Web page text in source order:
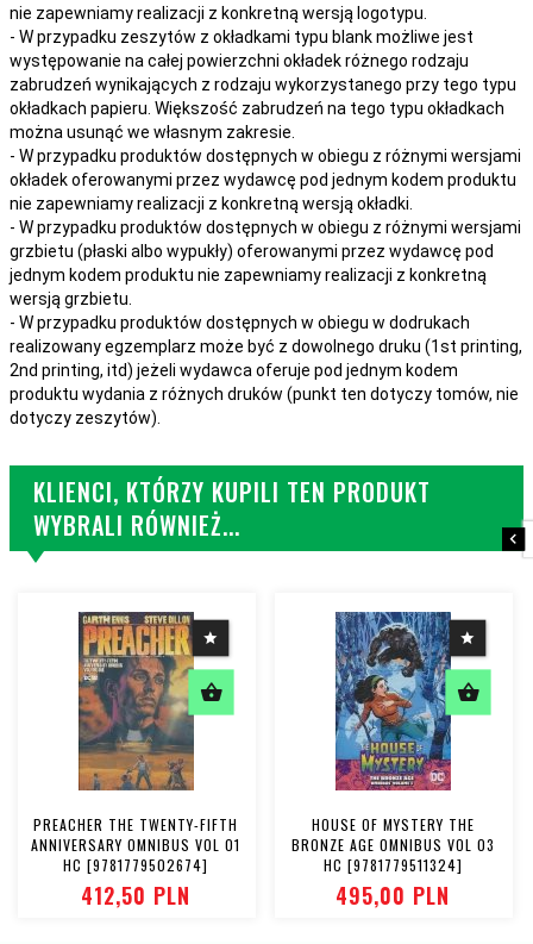
nie zapewniamy realizacji z konkretną wersją logotypu.
- W przypadku zeszytów z okładkami typu blank możliwe jest
występowanie na całej powierzchni okładek różnego rodzaju
zabrudzeń wynikających z rodzaju wykorzystanego przy tego typu
okładkach papieru. Większość zabrudzeń na tego typu okładkach
można usunąć we własnym zakresie.
- W przypadku produktów dostępnych w obiegu z różnymi wersjami
okładek oferowanymi przez wydawcę pod jednym kodem produktu
nie zapewniamy realizacji z konkretną wersją okładki.
- W przypadku produktów dostępnych w obiegu z różnymi wersjami
grzbietu (płaski albo wypukły) oferowanymi przez wydawcę pod
jednym kodem produktu nie zapewniamy realizacji z konkretną
wersją grzbietu.
- W przypadku produktów dostępnych w obiegu w dodrukach
realizowany egzemplarz może być z dowolnego druku (1st printing,
2nd printing, itd) jeżeli wydawca oferuje pod jednym kodem
produktu wydania z różnych druków (punkt ten dotyczy tomów, nie
dotyczy zeszytów).
KLIENCI, KTÓRZY KUPILI TEN PRODUKT
WYBRALI RÓWNIEŻ...
PREACHER THE TWENTY-FIFTH
ANNIVERSARY OMNIBUS VOL 01
HC [9781779502674]
412,50 PLN
HOUSE OF MYSTERY THE
BRONZE AGE OMNIBUS VOL 03
HC [9781779511324]
495,00 PLN